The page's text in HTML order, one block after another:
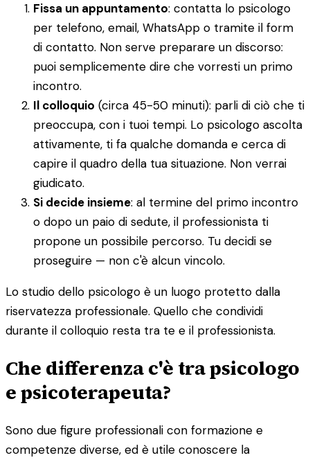
Fissa un appuntamento: contatta lo psicologo
per telefono, email, WhatsApp o tramite il form
di contatto. Non serve preparare un discorso:
puoi semplicemente dire che vorresti un primo
incontro.
Il colloquio (circa 45-50 minuti): parli di ciò che ti
preoccupa, con i tuoi tempi. Lo psicologo ascolta
attivamente, ti fa qualche domanda e cerca di
capire il quadro della tua situazione. Non verrai
giudicato.
Si decide insieme: al termine del primo incontro
o dopo un paio di sedute, il professionista ti
propone un possibile percorso. Tu decidi se
proseguire — non c'è alcun vincolo.
Lo studio dello psicologo è un luogo protetto dalla
riservatezza professionale. Quello che condividi
durante il colloquio resta tra te e il professionista.
Che differenza c'è tra psicologo
e psicoterapeuta?
Sono due figure professionali con formazione e
competenze diverse, ed è utile conoscere la